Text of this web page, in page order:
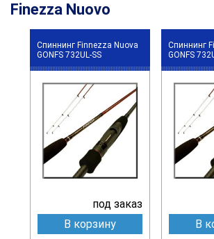
Finezza Nuovo
Спиннинг Finnezza Nuova
GONFS 732UL-SS
под заказ
В корзину
Спиннинг
GONFS
В